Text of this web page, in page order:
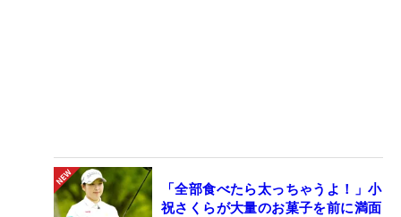
「全部食べたら太っちゃうよ！」小
祝さくらが大量のお菓子を前に満面